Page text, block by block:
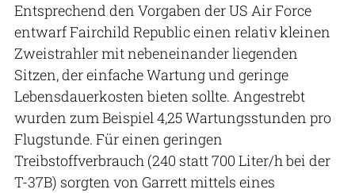
Entsprechend den Vorgaben der US Air Force
entwarf Fairchild Republic einen relativ kleinen
Zweistrahler mit nebeneinander liegenden
Sitzen, der einfache Wartung und geringe
Lebensdauerkosten bieten sollte. Angestrebt
wurden zum Beispiel 4,25 Wartungsstunden pro
Flugstunde. Für einen geringen
Treibstoffverbrauch (240 statt 700 Liter/h bei der
T-37B) sorgten von Garrett mittels eines